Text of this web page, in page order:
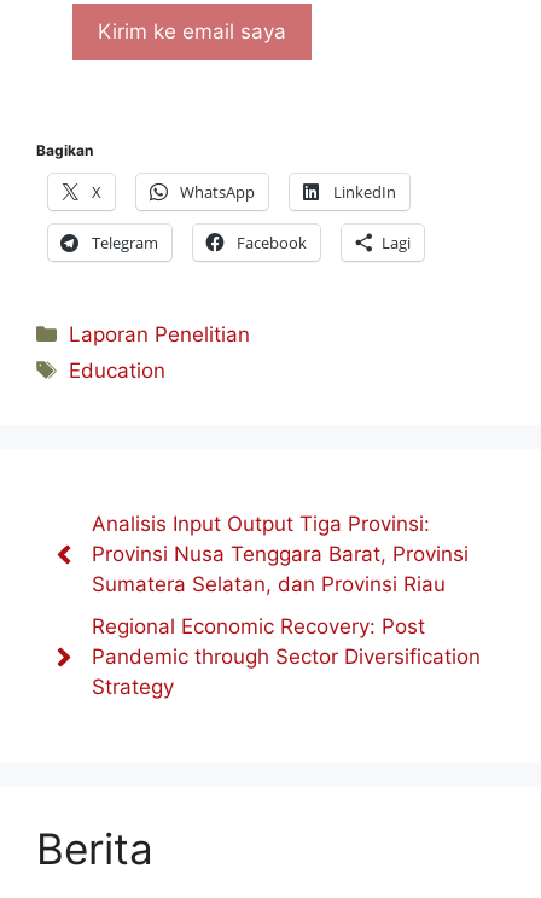
Bagikan
X WhatsApp LinkedIn
Telegram Facebook Lagi
Kategori
Laporan Penelitian
Tag
Education
Analisis Input Output Tiga Provinsi:
Provinsi Nusa Tenggara Barat, Provinsi
Sumatera Selatan, dan Provinsi Riau
Regional Economic Recovery: Post
Pandemic through Sector Diversification
Strategy
Berita